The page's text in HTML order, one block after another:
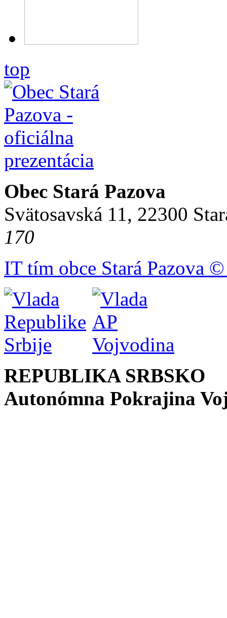
top
Obec Stará Pazova
Svätosavská 11, 22300
170
IT tím obce Stará Pazova
REPUBLIKA SRBSKO
Autonómna Pokrajina